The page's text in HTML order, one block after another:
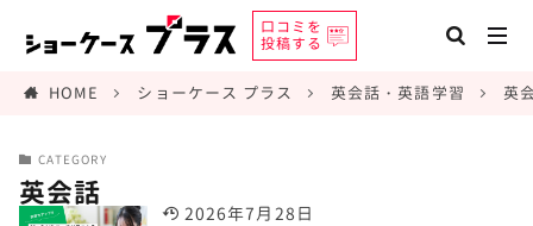
口コミを
投稿する
HOME ショーケース プラス 英会話・英語学習 英
CATEGORY
英会話
2026年7月28日